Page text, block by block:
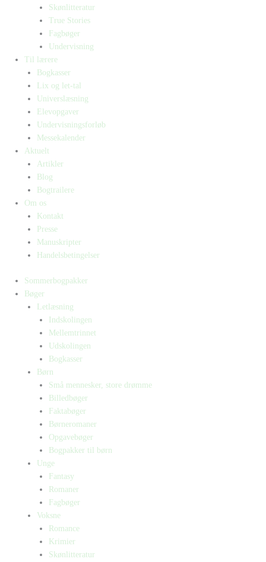
Skønlitteratur
True Stories
Fagbøger
Undervisning
Til lærere
Bogkasser
Lix og let-tal
Universlæsning
Elevopgaver
Undervisningsforløb
Messekalender
Aktuelt
Artikler
Blog
Bogtrailere
Om os
Kontakt
Presse
Manuskripter
Handelsbetingelser
Sommerbogpakker
Bøger
Letlæsning
Indskolingen
Mellemtrinnet
Udskolingen
Bogkasser
Børn
Små mennesker, store drømme
Billedbøger
Faktabøger
Børneromaner
Opgavebøger
Bogpakker til børn
Unge
Fantasy
Romaner
Fagbøger
Voksne
Romance
Krimier
Skønlitteratur